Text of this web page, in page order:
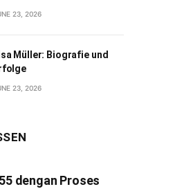
23, 2026
Müller: Biografie und
23, 2026
dengan Proses